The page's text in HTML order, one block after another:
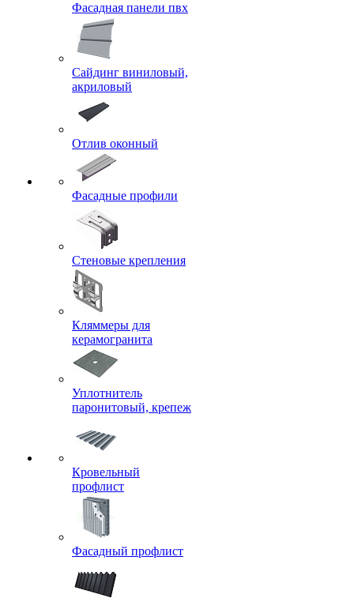
Фасадная панели пвх
Сайдинг виниловый,
акриловый
Отлив оконный
Фасадные профили
Стеновые крепления
Кляммеры для
керамогранита
Уплотнитель
паронитовый, крепеж
Кровельный
профлист
Фасадный профлист